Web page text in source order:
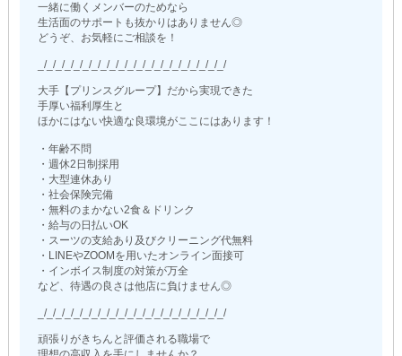
一緒に働くメンバーのためなら
生活面のサポートも抜かりはありません◎
どうぞ、お気軽にご相談を！
_/_/_/_/_/_/_/_/_/_/_/_/_/_/_/_/_/_/_/_/_/
大手【プリンスグループ】だから実現できた
手厚い福利厚生と
ほかにはない快適な良環境がここにはあります！
・年齢不問
・週休2日制採用
・大型連休あり
・社会保険完備
・無料のまかない2食＆ドリンク
・給与の日払いOK
・スーツの支給あり及びクリーニング代無料
・LINEやZOOMを用いたオンライン面接可
・インボイス制度の対策が万全
など、待遇の良さは他店に負けません◎
_/_/_/_/_/_/_/_/_/_/_/_/_/_/_/_/_/_/_/_/_/
頑張りがきちんと評価される職場で